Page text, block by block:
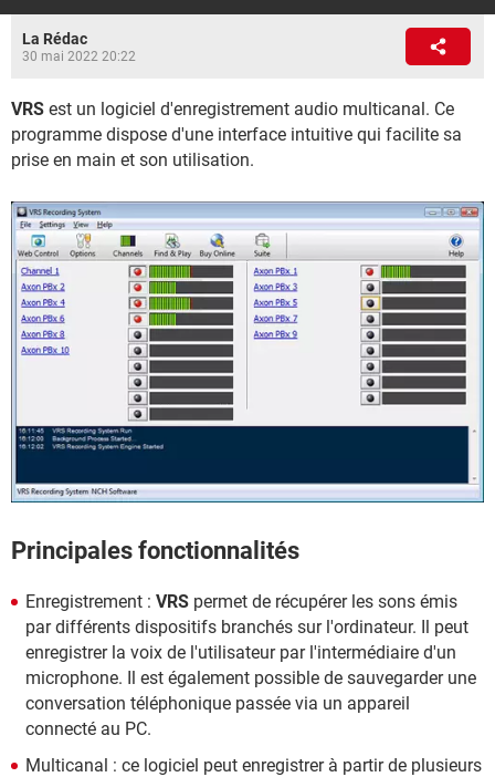
La Rédac
30 mai 2022 20:22
VRS est un logiciel d'enregistrement audio multicanal. Ce
programme dispose d'une interface intuitive qui facilite sa
prise en main et son utilisation.
Principales fonctionnalités
Enregistrement : VRS permet de récupérer les sons émis
par différents dispositifs branchés sur l'ordinateur. Il peut
enregistrer la voix de l'utilisateur par l'intermédiaire d'un
microphone. Il est également possible de sauvegarder une
conversation téléphonique passée via un appareil
connecté au PC.
Multicanal : ce logiciel peut enregistrer à partir de plusieurs